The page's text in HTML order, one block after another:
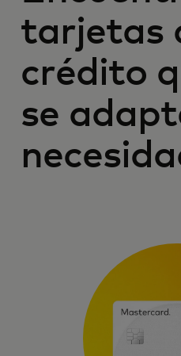
tarjetas
crédito
se